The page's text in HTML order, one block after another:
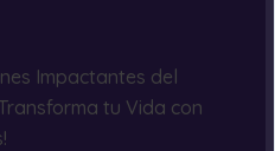
Impactantes del
tu Vida con